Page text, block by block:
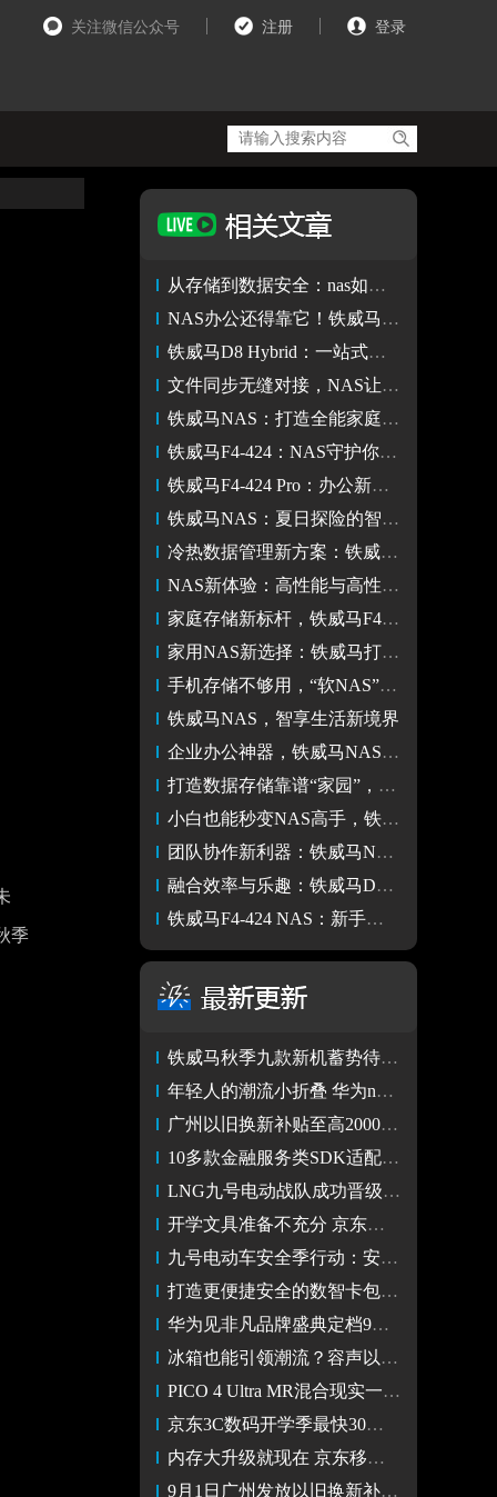
关注微信公众号 注册 登录
季
从存储到数据安全：nas如何打造更高效的办公环境
NAS办公还得靠它！铁威马F4-424 Pro：效率跃升的强力引擎
铁威马D8 Hybrid：一站式解决存储难题的卓越选择
文件同步无缝对接，NAS让远程办公变得轻而易举
铁威马NAS：打造全能家庭娱乐与数据管理中枢
铁威马F4-424：NAS守护你数据安全的坚实盾牌
铁威马F4-424 Pro：办公新伙伴，全方位备份守护数据安全
铁威马NAS：夏日探险的智能守护者
冷热数据管理新方案：铁威马硬盘盒助力高效存储
NAS新体验：高性能与高性价比的完美结合
家庭存储新标杆，铁威马F4-424优势多
家用NAS新选择：铁威马打造易用性与性能的完美结合
手机存储不够用，“软NAS”成为新的可选项
铁威马NAS，智享生活新境界
企业办公神器，铁威马NAS为4K编辑注入无限可能
打造数据存储靠谱“家园”，铁威马D8 Hybrid实现冷热数据一体化
小白也能秒变NAS高手，铁威马F4-424引领数字生活新体验
团队协作新利器：铁威马NAS引领高效办公新时代
融合效率与乐趣：铁威马D4-320硬盘盒的办公娱乐新体验
铁威马F4-424 NAS：新手的入门导师，高手的性能伙伴
铁威马秋季九款新机蓄势待发，引领NAS全新潮流！
年轻人的潮流小折叠 华为nova Flip玩法新奇诸多好评赞不绝口
广州以旧换新补贴至高2000元 机械革命、华为、惠普等京东热销
10多款金融服务类SDK适配原生鸿蒙，提升移动金融服务体验
LNG九号电动战队成功晋级2024英雄联盟全球总决赛！
开学文具准备不充分 京东晚上下单白天送达 不耽误新学期开课
九号电动车安全季行动：安全用车 安心出行 6200+家门店勤查勤检
打造更便捷安全的数智卡包，华为钱包为用户的美好数字生活添彩
华为见非凡品牌盛典定档9月10日，颠覆性折叠屏体验即将到来
冰箱也能引领潮流？容声以旧换新引领家电消费新风尚
PICO 4 Ultra MR混合现实一体机正式发售，售价4299元
京东3C数码开学季最快30分钟送达 孩子开学装备忘买也不怕
内存大升级就现在 京东移动存储巅峰日61.8元抢全家桶
9月1日广州发放以旧换新补贴 来京东购电脑至高立减2000元